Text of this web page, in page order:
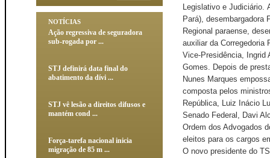
NOTÍCIAS
Ação regressiva de seguradora
sub-rogada por ...
STJ definirá data final do
abatimento da dívi ...
STJ vê lesão a direitos difusos e
mantém cond ...
Força-tarefa nacional inicia
migração de 85 m ...
Legislativo e Judiciário.
Pará), desembargadora
Regional paraense,
auxiliar da Corregedoria
Vice-Presidência, Ingrid
Gomes. Depois de
Nunes Marques
composta pelos
República, Luiz Inácio
Senado Federal, Davi
Ordem dos Advogados
eleitos para os cargos
O novo presidente do